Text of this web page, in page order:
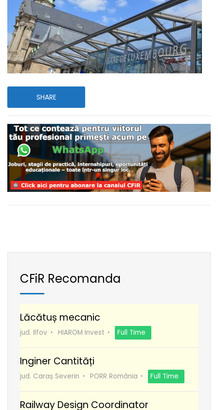
SHARE
CFiR Recomanda
Lăcătuș mecanic
jud. Ilfov HIAROM Invest Full Time
Inginer Cantități
jud. Caraș Severin PORR România Full Time
Railway Design Coordinator